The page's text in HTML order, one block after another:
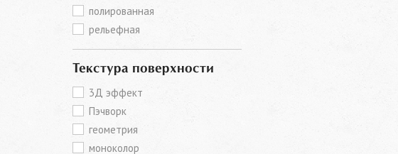
полированная
рельефная
Текстура поверхности
3Д эффект
Пэчворк
геометрия
моноколор